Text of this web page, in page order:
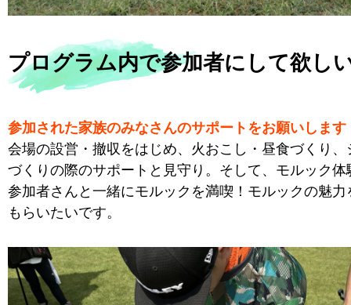
プログラム内で参加者にして欲し
参加された家族のみなさんのサポートをお願いします
会場の設営・撤収をはじめ、火おこし・昼食づくり、
づくりの際のサポートと見守り。そして、モルック体
参加者さんと一緒にモルックを満喫！モルックの魅力
もらいたいです。